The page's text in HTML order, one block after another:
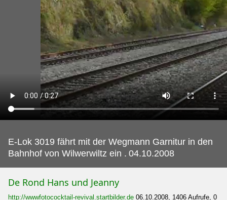
E-Lok 3019 fährt mit der Wegmann Garnitur in den
Bahnhof von Wilwerwiltz ein . 04.10.2008
De Rond Hans und Jeanny
http://wwwfotococktail-revival.startbilder.de 06.10.2008, 1406 Aufrufe, 0